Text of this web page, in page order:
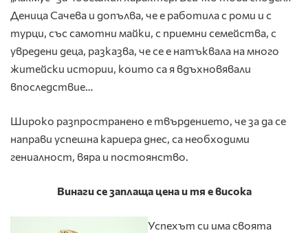
Деница Сачева и допълва, че е работила с роми и с
турци, със самотни майки, с приемни семейства, с
увредени деца, разказва, че се е натъквала на много
житейски истории, които са я вдъхновявали
впоследствие…
Широко разпространено е твърдението, че за да се
направи успешна кариера днес, са необходими
гениалност, вяра и постоянство.
Винаги се заплаща цена и тя е висока
Успехът си има своята